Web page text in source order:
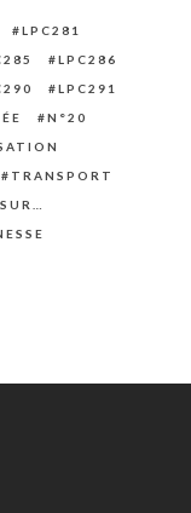
LPC281
LPC286
LPC291
N°20
TRANSPORT